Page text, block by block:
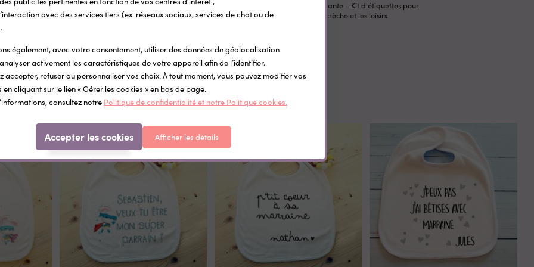
Little Wild
€
Étiquettes autocollantes pour l'école et les
fournitures scolaires
thermocollante – Kit d'étiquettes pour
l'école, la crèche et les loisirs
Dans la même catégorie
avec des services tiers (ex. réseaux sociaux, services de chat ou de
également, avec votre consentement, utiliser des données de géolocalisation
activement les caractéristiques de votre appareil afin de l’identifier.
accepter, refuser ou personnaliser vos choix. À tout moment, vous pouvez modifier vos
en cliquant sur le lien « Gérer les cookies » en bas de page.
consultez notre Politique de confidentialité et notre Politique cookies.
Accepter les cookies Afficher les détails